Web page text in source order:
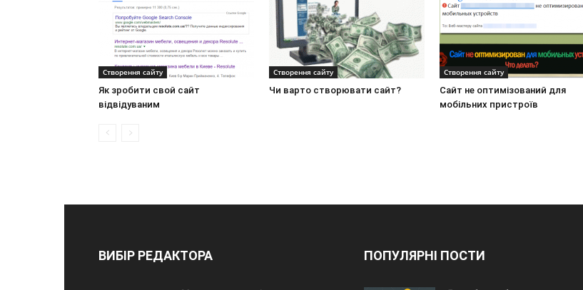
Створення сайту
Як зробити свой сайт
відвідуваним
Створення сайту
Чи варто створювати сайт?
Створення сайту
Сайт не оптимізований для
мобільних пристроїв
ВИБІР РЕДАКТОРА ПОПУЛЯРНІ ПОСТИ